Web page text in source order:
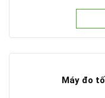
Máy đo